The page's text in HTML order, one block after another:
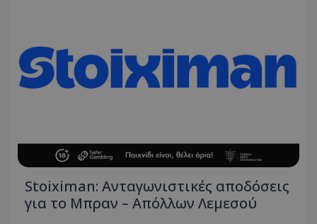
Stoiximan: Ανταγωνιστικές αποδόσεις
για το Μπραν – Απόλλων Λεμεσού